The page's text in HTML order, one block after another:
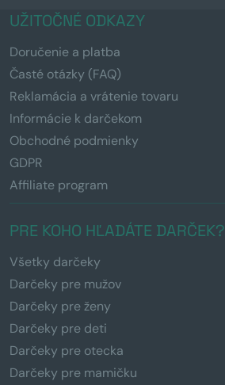
UŽITOČNÉ ODKAZY
Doručenie a platba
Časté otázky (FAQ)
Reklamácia a vrátenie tovaru
Informácie k darčekom
Obchodné podmienky
GDPR
Affiliate program
PRE KOHO HĽADÁTE DARČEK?
Všetky darčeky
Darčeky pre mužov
Darčeky pre ženy
Darčeky pre deti
Darčeky pre otecka
Darčeky pre mamičku